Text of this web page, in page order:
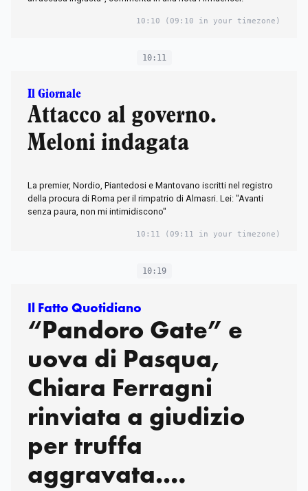
10:10 (09:10 in your timezone)
10:11
Il Giornale
Attacco al governo.
Meloni indagata
La premier, Nordio, Piantedosi e Mantovano iscritti nel registro
della procura di Roma per il rimpatrio di Almasri. Lei: "Avanti
senza paura, non mi intimidiscono"
10:11 (09:11 in your timezone)
10:19
Il Fatto Quotidiano
“Pandoro Gate” e
uova di Pasqua,
Chiara Ferragni
rinviata a giudizio
per truffa
aggravata.